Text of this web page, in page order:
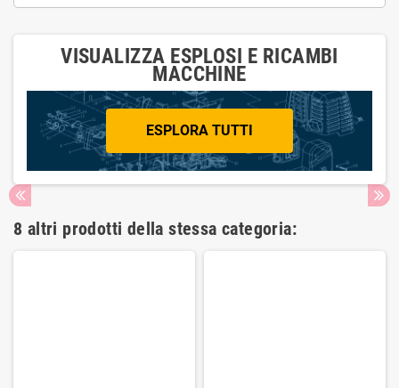
VISUALIZZA ESPLOSI E RICAMBI
MACCHINE
ESPLORA TUTTI
8 altri prodotti della stessa categoria: